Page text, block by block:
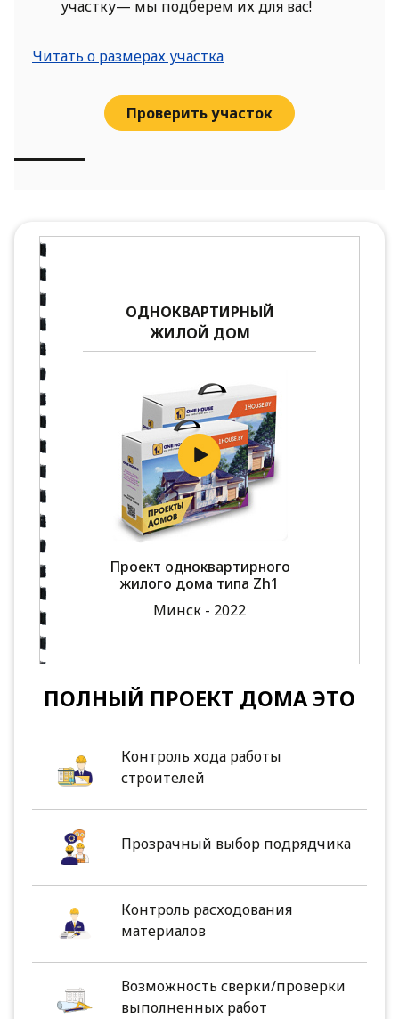
участку— мы подберем их для вас!
Читать о размерах участка
Проверить участок
ОДНОКВАРТИРНЫЙ
ЖИЛОЙ ДОМ
Проект одноквартирного
жилого дома типа Zh1
Минск - 2022
ПОЛНЫЙ ПРОЕКТ ДОМА ЭТО
Контроль хода работы
строителей
Прозрачный выбор подрядчика
Контроль расходования
материалов
Возможность сверки/проверки
выполненных работ